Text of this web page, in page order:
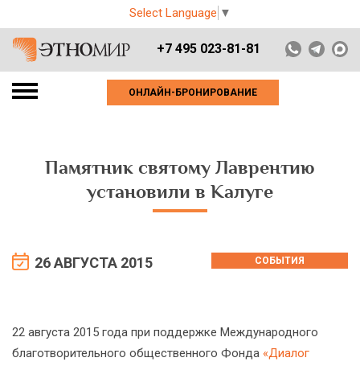
Select Language ▼
+7 495 023-81-81
ОНЛАЙН-БРОНИРОВАНИЕ
Памятник святому Лаврентию
установили в Калуге
26 АВГУСТА 2015 СОБЫТИЯ
22 августа 2015 года при поддержке Международного
благотворительного общественного Фонда «Диалог